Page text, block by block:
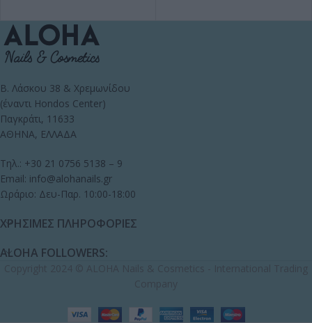
Β. Λάσκου 38 & Χρεμωνίδου
(έναντι Hondos Center)
Παγκράτι, 11633
ΑΘΗΝΑ, ΕΛΛΑΔΑ
Τηλ.: +30 21 0756 5138 – 9
Email: info@alohanails.gr
Ωράριο: Δευ-Παρ. 10:00-18:00
ΧΡΗΣΙΜΕΣ ΠΛΗΡΟΦΟΡΙΕΣ
ALOHA FOLLOWERS:
Κεραμικό
Φρεζάκι
Αν